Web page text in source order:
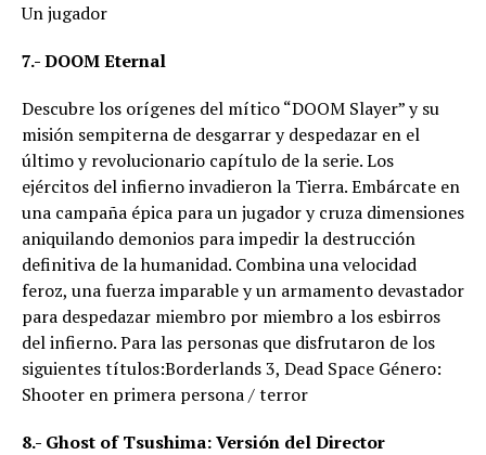
Un jugador
7.- DOOM Eternal
Descubre los orígenes del mítico “DOOM Slayer” y su
misión sempiterna de desgarrar y despedazar en el
último y revolucionario capítulo de la serie. Los
ejércitos del infierno invadieron la Tierra. Embárcate en
una campaña épica para un jugador y cruza dimensiones
aniquilando demonios para impedir la destrucción
definitiva de la humanidad. Combina una velocidad
feroz, una fuerza imparable y un armamento devastador
para despedazar miembro por miembro a los esbirros
del infierno. Para las personas que disfrutaron de los
siguientes títulos:Borderlands 3, Dead Space Género:
Shooter en primera persona / terror
8.- Ghost of Tsushima: Versión del Director